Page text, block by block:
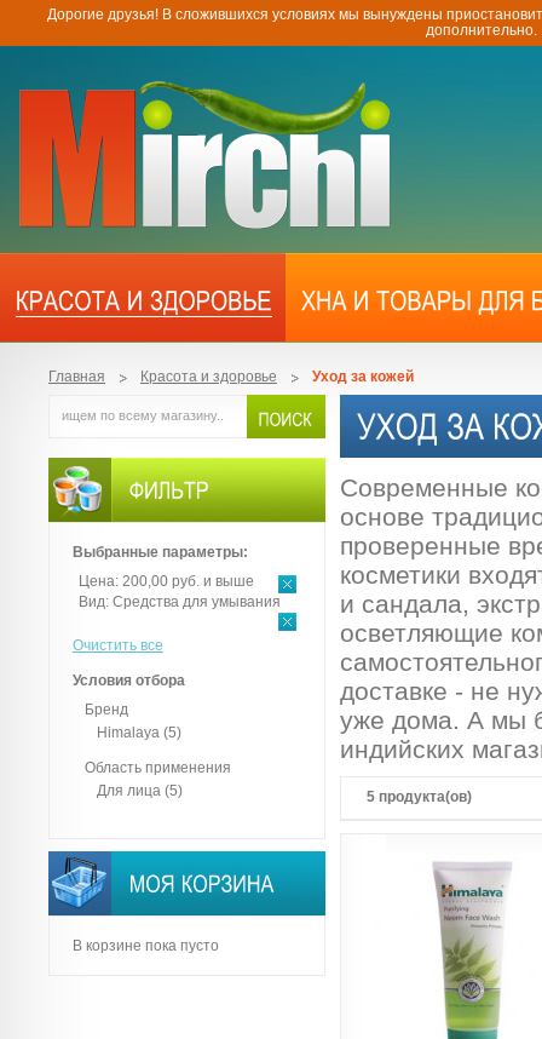
Дорогие друзья! В сложившихся условиях мы вынуждены
Главная Красота и здоровье Уход за кожей
Современные
основе
проверенные
косметики
и сандала,
осветляющие
доставке - не
уже дома. А мы
индийских
5 продукта(ов)
Выбранные параметры:
Цена: 200,00 руб. и выше
Вид: Средства для умывания
Очистить все
Условия отбора
Бренд
Himalaya (5)
Область применения
Для лица (5)
В корзине пока пусто